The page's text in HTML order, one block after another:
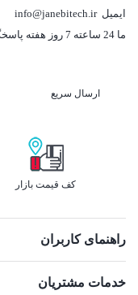
ایمیلinfo@janebitech.ir
ما 24 ساعته 7 روز هفته پاسخگوی شما هستیم.
ارسال سریع
کف قیمت بازار
راهنمای کاربران
خدمات مشتریان